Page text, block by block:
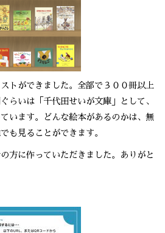
トができました。全部で３００冊以上
らいは「千代田せいが文庫」として、
います。どんな絵本があるのかは、無
も見ることができます。
方に作っていただきました。ありがと